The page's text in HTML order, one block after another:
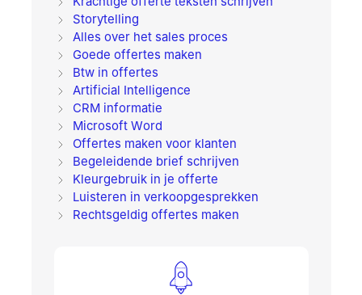
Storytelling
Alles over het sales proces
Goede offertes maken
Btw in offertes
Artificial Intelligence
CRM informatie
Microsoft Word
Offertes maken voor klanten
Begeleidende brief schrijven
Kleurgebruik in je offerte
Luisteren in verkoopgesprekken
Rechtsgeldig offertes maken